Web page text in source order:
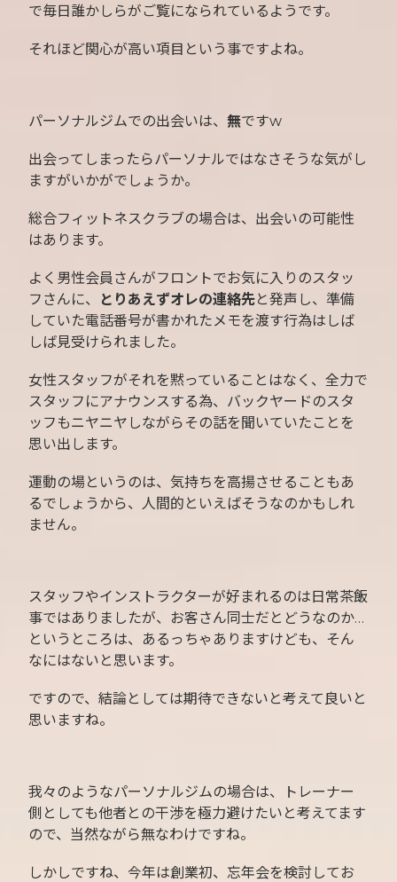
で毎日誰かしらがご覧になられているようです。
それほど関心が高い項目という事ですよね。
パーソナルジムでの出会いは、無ですw
出会ってしまったらパーソナルではなさそうな気がし
ますがいかがでしょうか。
総合フィットネスクラブの場合は、出会いの可能性
はあります。
よく男性会員さんがフロントでお気に入りのスタッ
フさんに、
とりあえずオレの連絡先と発声し、準備
していた電話番号が書かれたメモを渡す行為はしば
しば見受けられました。
女性スタッフがそれを黙っていることはなく、全力で
スタッフにアナウンスする為、バックヤードのスタ
ッフもニヤニヤしながらその話を聞いていたことを
思い出します。
運動の場というのは、気持ちを高揚させることもあ
るでしょうから、人間的といえばそうなのかもしれ
ません。
スタッフやインストラクターが好まれるのは日常茶飯
事ではありましたが、お客さん同士だとどうなのか…
というところは、あるっちゃありますけども、そん
なにはないと思います。
ですので、結論としては期待できないと考えて良いと
思いますね。
我々のようなパーソナルジムの場合は、トレーナー
側としても他者との干渉を極力避けたいと考えてます
ので、当然ながら無なわけですね。
しかしですね、今年は創業初、忘年会を検討してお